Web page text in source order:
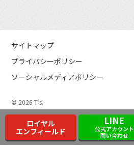
サイトマップ
プライバシーポリシー
ソーシャルメディアポリシー
© 2026 T’s.
ロイヤル
エンフィールド
LINE
公式アカウント
問い合わせ